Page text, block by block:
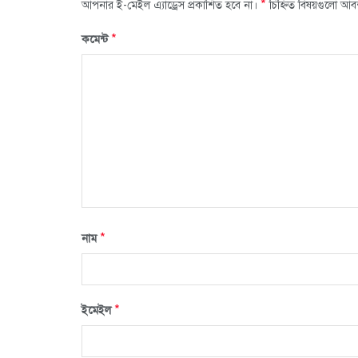
আপনার ই-মেইল এ্যাড্রেস প্রকাশিত হবে না। * চিহ্নিত বিষয়গুলো
কমেন্ট*
নাম*
ইমেইল*